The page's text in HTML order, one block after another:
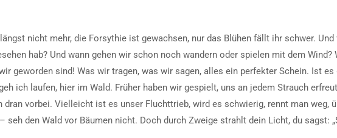
nicht mehr, die Forsythie ist gewachsen, nur das Blühen fällt ihr schwer.
hab? Und wann gehen wir schon noch wandern oder spielen mit dem
geworden sind! Was wir tragen, was wir sagen, alles ein perfekter Schein. Ist
ich laufen, hier im Wald. Früher haben wir gespielt, uns an jedem Strauch
vorbei. Vielleicht ist es unser Fluchttrieb, wird es schwierig, rennt man weg,
den Wald vor Bäumen nicht. Doch durch Zweige strahlt dein Licht, du sagst: